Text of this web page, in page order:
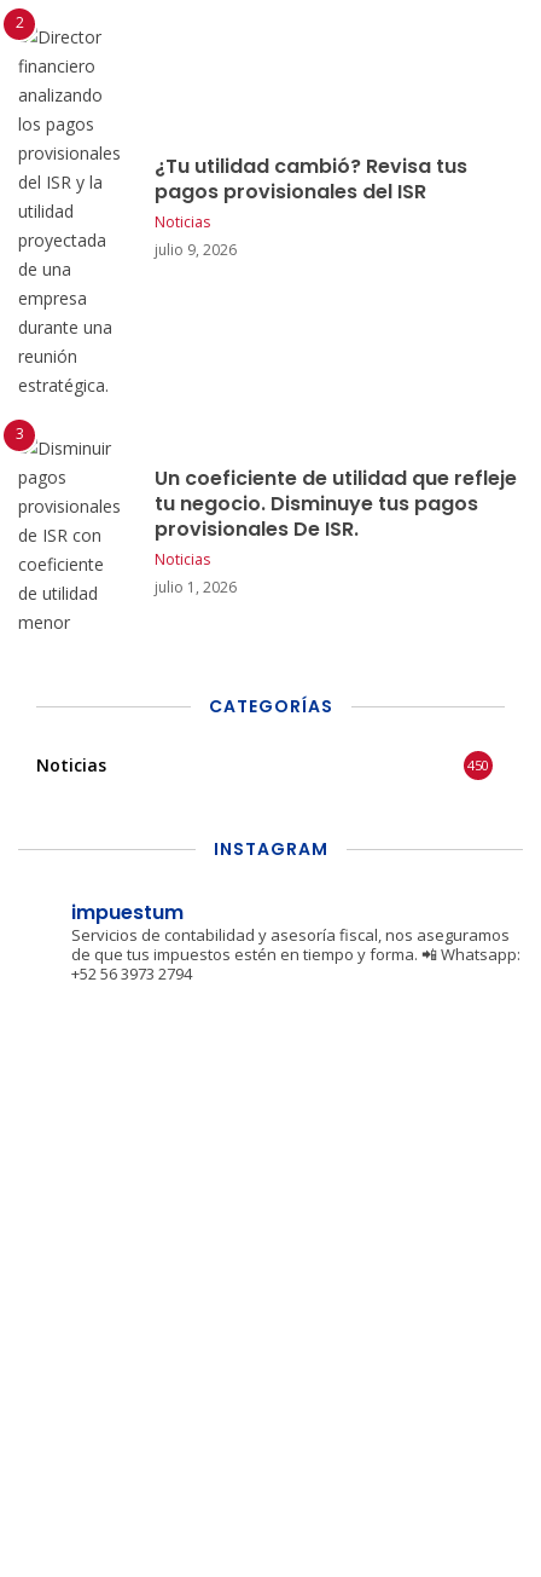
¿Tu utilidad cambió? Revisa tus
pagos provisionales del ISR
Noticias
julio 9, 2026
Un coeficiente de utilidad que refleje
tu negocio. Disminuye tus pagos
provisionales De ISR.
Noticias
julio 1, 2026
CATEGORÍAS
Noticias 450
INSTAGRAM
impuestum
Servicios de contabilidad y asesoría fiscal, nos aseguramos
de que tus impuestos estén en tiempo y forma. 📲 Whatsapp:
+52 56 3973 2794